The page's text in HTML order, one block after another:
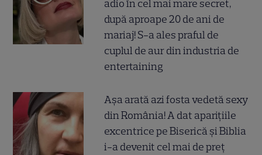
adio în cel mai mare secret,
după aproape 20 de ani de
mariaj! S-a ales praful de
cuplul de aur din industria de
entertaining
Așa arată azi fosta vedetă sexy
din România! A dat aparițiile
excentrice pe Biserică și Biblia
i-a devenit cel mai de preț